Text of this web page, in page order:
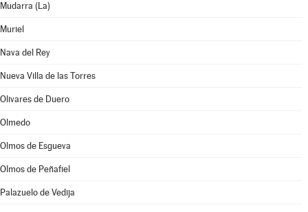
Mudarra (La)
Muriel
Nava del Rey
Nueva Villa de las Torres
Olivares de Duero
Olmedo
Olmos de Esgueva
Olmos de Peñafiel
Palazuelo de Vedija